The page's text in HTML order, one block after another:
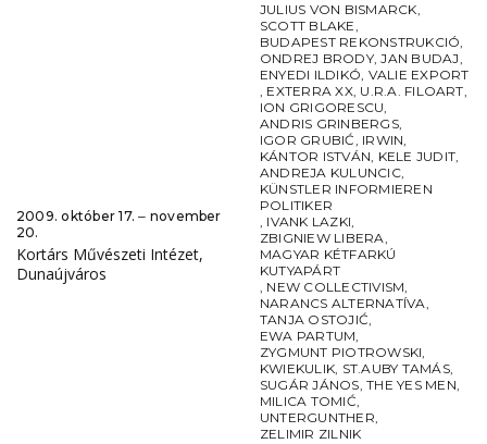
2009. október 17. ‒ november
20.
Kortárs Művészeti Intézet,
Dunaújváros
JULIUS VON BISMARCK,
SCOTT BLAKE,
BUDAPEST REKONSTRUKCIÓ,
ONDREJ BRODY,JAN BUDAJ,
ENYEDI ILDIKÓ, VALIE EXPORT
, EXTERRA XX, U.R.A. FILOART,
ION GRIGORESCU,
ANDRIS GRINBERGS,
IGOR GRUBIĆ, IRWIN,
KÁNTOR ISTVÁN, KELE JUDIT,
ANDREJA KULUNCIC,
KÜNSTLER INFORMIEREN
POLITIKER
, IVANK LAZKI,
ZBIGNIEW LIBERA,
MAGYAR KÉTFARKÚ
KUTYAPÁRT
, NEW COLLECTIVISM,
NARANCS ALTERNATÍVA,
TANJA OSTOJIĆ,
EWA PARTUM,
ZYGMUNT PIOTROWSKI,
KWIEKULIK, ST.AUBY TAMÁS,
SUGÁR JÁNOS,THE YES MEN,
MILICA TOMIĆ,
UNTERGUNTHER,
ZELIMIR ZILNIK